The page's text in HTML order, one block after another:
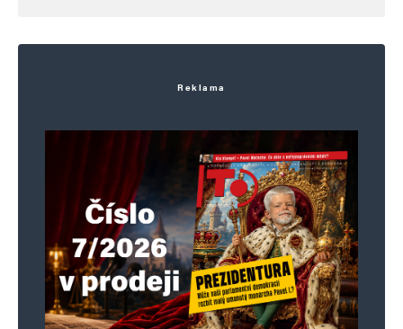
E-mail* Webová stránka
komentáře.
Informujte mě o nových komentářích e-mailem.
Informujte mě o nových příspěvcích e-mailem.
Alternative:
Reklama